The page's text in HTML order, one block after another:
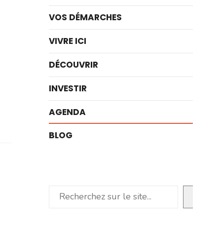
VOS DÉMARCHES
VIVRE ICI
DÉCOUVRIR
INVESTIR
AGENDA
BLOG
Rechercher